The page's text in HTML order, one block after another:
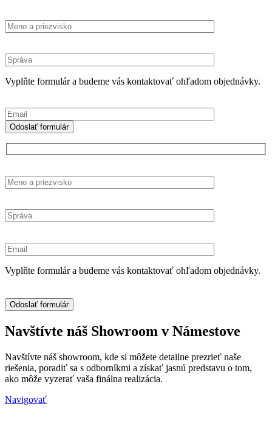
Vyplňte formulár a budeme vás kontaktovať ohľadom objednávky.
Vyplňte formulár a budeme vás kontaktovať ohľadom objednávky.
Navštívte náš Showroom v Námestove
Navštívte náš showroom, kde si môžete detailne prezrieť naše
riešenia, poradiť sa s odborníkmi a získať jasnú predstavu o tom,
ako môže vyzerať vaša finálna realizácia.
Navigovať